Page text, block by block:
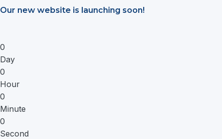
Saltar
Our new website is launching soon!
0
Day
0
Hour
0
Minute
0
Second